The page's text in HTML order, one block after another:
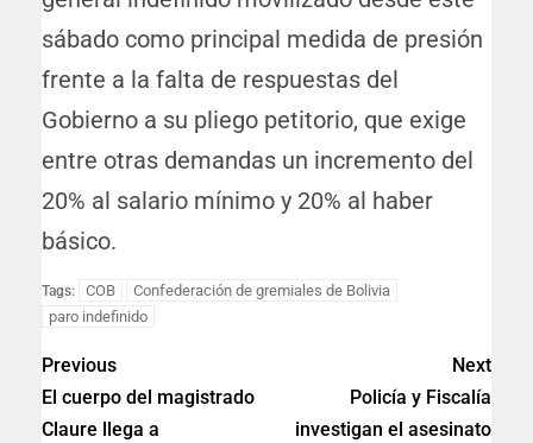
sábado como principal medida de presión
frente a la falta de respuestas del
Gobierno a su pliego petitorio, que exige
entre otras demandas un incremento del
20% al salario mínimo y 20% al haber
básico.
Tags: COB
Confederación de gremiales de Bolivia
paro indefinido
Previous
El cuerpo del magistrado
Claure llega a
Next
Policía y Fiscalía
investigan el asesinato